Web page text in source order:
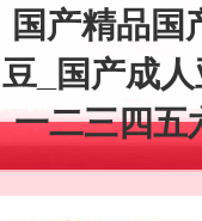
国产精品国
豆_国产成
一二三四五